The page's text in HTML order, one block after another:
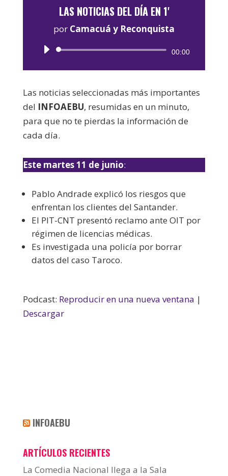
LAS NOTICIAS DEL DÍA EN 1'
por Camacuá y Reconquista
Reproductor
00:00
Las noticias seleccionadas más importantes
del INFOAEBU, resumidas en un minuto,
para que no te pierdas la información de
cada día.
Este martes 11 de junio:
Pablo Andrade explicó los riesgos que
enfrentan los clientes del Santander.
El PIT-CNT presentó reclamo ante OIT por
régimen de licencias médicas.
Es investigada una policía por borrar
datos del caso Taroco.
Podcast: Reproducir en una nueva ventana |
Descargar
INFOAEBU
ARTÍCULOS RECIENTES
La Comedia Nacional llega a la Sala